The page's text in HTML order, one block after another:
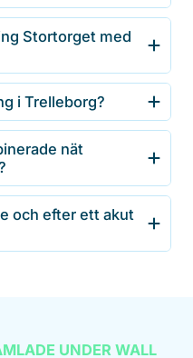
Stortorget med
i Trelleborg?
nät
och efter ett akut
UNDER WALL